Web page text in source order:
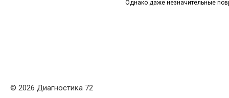
Однако даже незначительные
© 2026 Диагностика 72